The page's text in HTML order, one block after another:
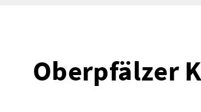
Oberpfälzer